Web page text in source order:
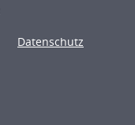
Datenschutz